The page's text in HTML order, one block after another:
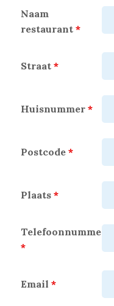
Naam
restaurant *
Straat *
Huisnummer *
Postcode *
Plaats *
Telefoonnummer
*
Email *